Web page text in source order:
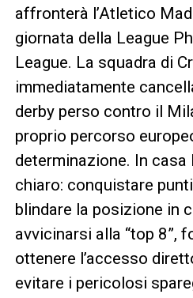
affronterà l’Atletico
giornata della League
League. La squadra di
immediatamente
derby perso contro il
proprio percorso
determinazione. In casa
chiaro: conquistare
blindare la posizione in
avvicinarsi alla “top 8”,
ottenere l’accesso
evitare i pericolosi